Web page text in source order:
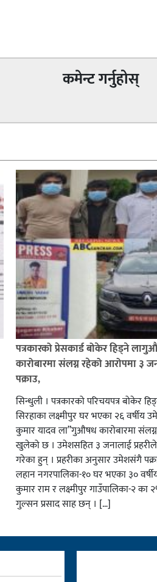
कमेन्ट गर्नुहोस्
पत्रकारको प्रेसकार्ड बोकेर हिड्ने
कारोबारमा संलग्न रहेको आरोपमा ३
पक्राउ,
सिन्धुली । पत्रकारको परिचयपत्र बोकेर
सिरहाका लक्ष्मीपुर घर भएका २६ वर्षीय
कुमार यादव ला”गुऔषध कारोबारमा
खुलेको छ । उमेशसहित ३ जनालाई प्रहरीले
गरेका हुन् । प्रहरीका अनुसार उमेशसंगै
लहान नगरपालिका-१० घर भएका ३०
कुमार राम र लक्ष्मीपुर गाउँपालिका-२ का
गुल्सन प्रसाद साह छन् । […]